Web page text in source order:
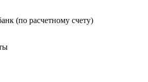
(по расчетному счету)